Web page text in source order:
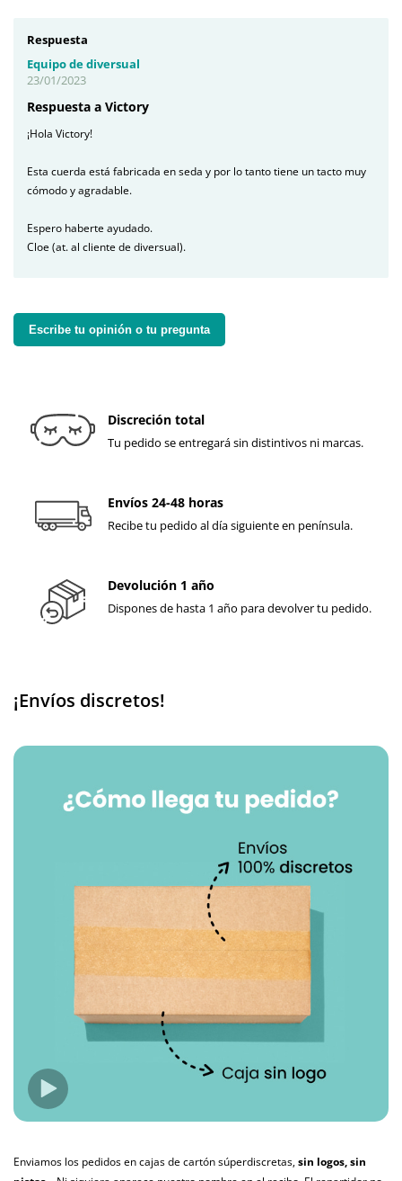
Respuesta
Equipo de diversual
23/01/2023
Respuesta a Victory
¡Hola Victory!
Esta cuerda está fabricada en seda y por lo tanto tiene un tacto muy
cómodo y agradable.
Espero haberte ayudado.
Cloe (at. al cliente de diversual).
Escribe tu opinión o tu pregunta
Discreción total
Tu pedido se entregará sin distintivos ni marcas.
Envíos 24-48 horas
Recibe tu pedido al día siguiente en península.
Devolución 1 año
Dispones de hasta 1 año para devolver tu pedido.
¡Envíos discretos!
Enviamos los pedidos en cajas de cartón súperdiscretas,sin logos, sin